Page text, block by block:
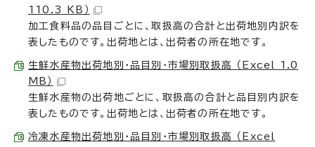
110.3 KB）
加工食料品の品目ごとに、取扱高の合計と出荷地別内訳を
表したものです。出荷地とは、出荷者の所在地です。
生鮮水産物出荷地別・品目別・市場別取扱高 （Excel 1.0
MB）
生鮮水産物の出荷地ごとに、取扱高の合計と品目別内訳を
表したものです。出荷地とは、出荷者の所在地です。
冷凍水産物出荷地別・品目別・市場別取扱高 （Excel